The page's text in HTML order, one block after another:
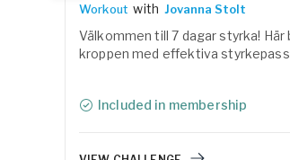
Workout with Jovanna Stolt
Välkommen till 7 dagar styrka! Här
kroppen med effektiva
vardagen.
Included in membership